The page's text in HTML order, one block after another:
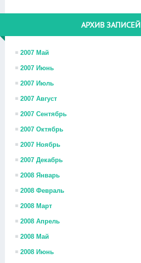
АРХИВ ЗАПИСЕЙ
2007 Май
2007 Июнь
2007 Июль
2007 Август
2007 Сентябрь
2007 Октябрь
2007 Ноябрь
2007 Декабрь
2008 Январь
2008 Февраль
2008 Март
2008 Апрель
2008 Май
2008 Июнь